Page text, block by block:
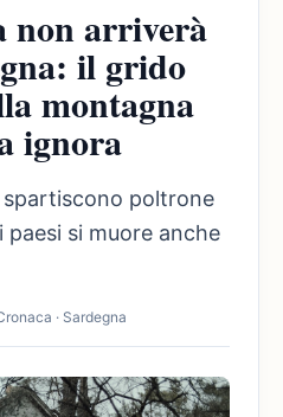
non arriverà
il grido
montagna
ignora
spartiscono poltrone
si muore anche
· Sardegna